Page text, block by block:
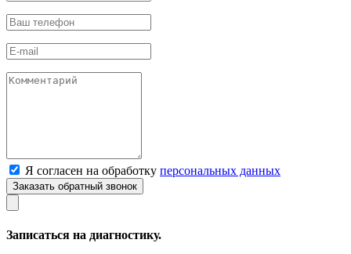
Я согласен на обработку персональных данных
Записаться на диагностику.